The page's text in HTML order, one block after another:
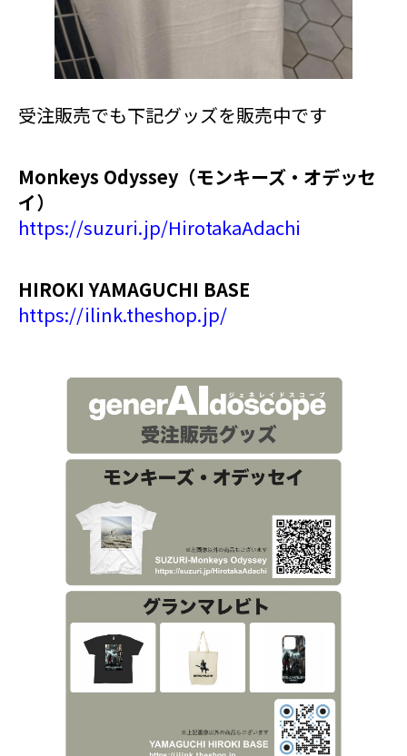
受注販売でも下記グッズを販売中です
Monkeys Odyssey（モンキーズ・オデッセ
イ）
https://suzuri.jp/HirotakaAdachi
HIROKI YAMAGUCHI BASE
https://ilink.theshop.jp/